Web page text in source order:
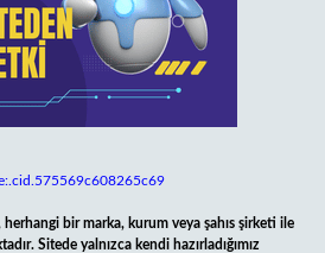
herhangi bir marka, kurum veya şahıs şirketi ile
Sitede yalnızca kendi hazırladığımız